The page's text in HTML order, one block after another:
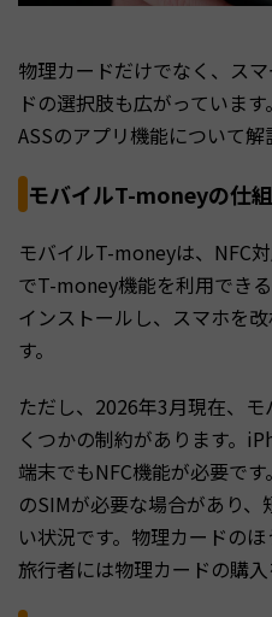
物理カードだけでなく、ス
ドの選択肢も広がっていま
ASSのアプリ機能について解
モバイルT-moneyの仕
モバイルT-moneyは、NFC
でT-money機能を利用でき
インストールし、スマホを
す。
ただし、2026年3月現在、
くつかの制約があります。
端末でもNFC機能が必要で
のSIMが必要な場合があり
い状況です。物理カードの
旅行者には物理カードの購入